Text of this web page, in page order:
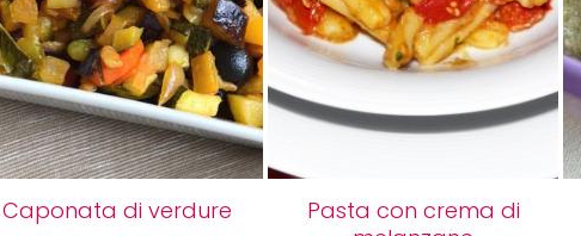
Caponata di verdure
Pasta con crema di